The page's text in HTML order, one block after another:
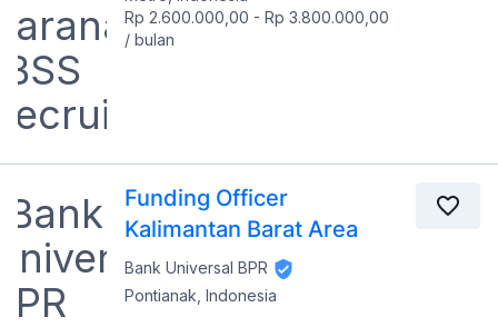
Rp 2.600.000,00 - Rp 3.800.000,00
/ bulan
Funding Officer
Kalimantan Barat Area
Bank Universal BPR
Pontianak, Indonesia